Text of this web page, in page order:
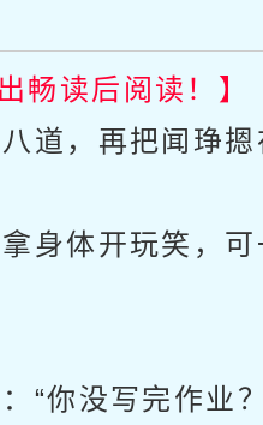
畅读后阅读！】
，再把闻琤摁
身体开玩笑，可
“你没写完作业